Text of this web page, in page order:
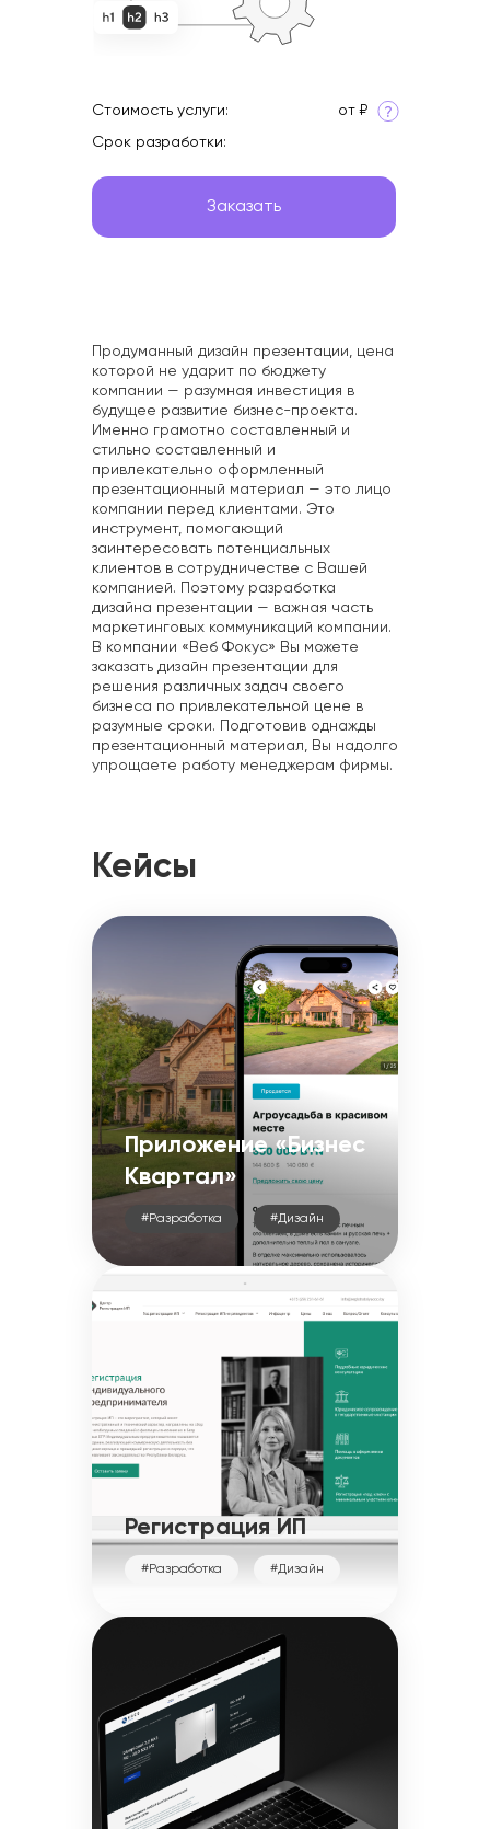
Стоимость услуги: от ₽
Срок разработки:
Заказать
Продуманный дизайн презентации, цена
которой не ударит по бюджету
компании — разумная инвестиция в
будущее развитие бизнес-проекта.
Именно грамотно составленный и
стильно составленный и
привлекательно оформленный
презентационный материал — это лицо
компании перед клиентами. Это
инструмент, помогающий
заинтересовать потенциальных
клиентов в сотрудничестве с Вашей
компанией. Поэтому разработка
дизайна презентации — важная часть
маркетинговых коммуникаций компании.
В компании «Веб Фокус» Вы можете
заказать дизайн презентации для
решения различных задач своего
бизнеса по привлекательной цене в
разумные сроки. Подготовив однажды
презентационный материал, Вы надолго
упрощаете работу менеджерам фирмы.
Кейсы
Приложение «Бизнес
Квартал»
#Разработка #Дизайн
Регистрация ИП
#Разработка #Дизайн